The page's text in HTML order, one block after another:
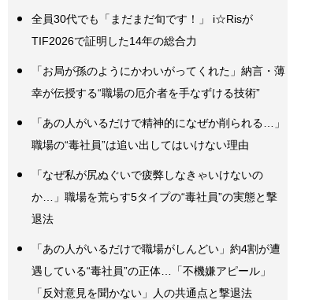
全員30代でも「まだまだ旬です！」 i☆Risが
TIF2026で証明した14年の総合力
「お局が孫のようにかわいがってくれた」納言・薄
幸が伝授する“職場の厄介者を手なずける技術”
「あの人がいるだけで精神的になぜか削られる…」
職場の“毒社員”は追い出してはいけない理由
「なぜ私が尻ぬぐいで疲弊しなきゃいけないの
か…」職場を荒らす5タイプの“毒社員”の実態と撃
退法
「あの人がいるだけで職場がしんどい」約4割が遭
遇している“毒社員”の正体…「不機嫌アピール」
「反対意見を聞かない」人の共通点と撃退法